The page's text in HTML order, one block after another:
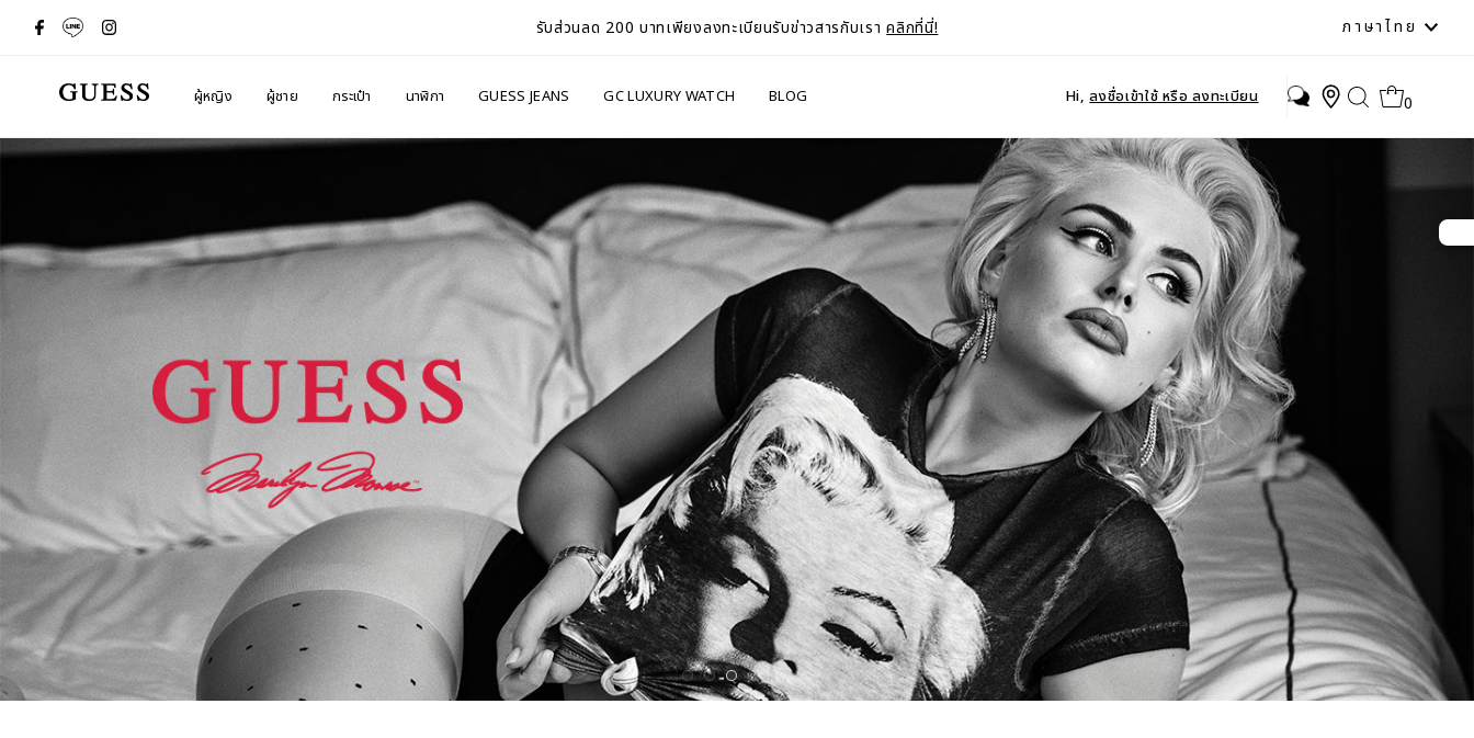
รับส่วนลด 200 บาทเพียงลงทะเบียนรับข่าวสารกับเราคลิกที่นี่! ภาษา
ภาษาไทย
ผู้หญิง ผู้ชาย กระเป๋า นาฬิกา GUESS JEANS GC LUXURY WATCH BLOG Hi,ลงชื่อเข้าใช้ หรือ ลงทะเบียน 0